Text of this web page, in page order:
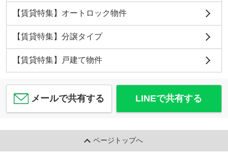
【賃貸特集】オートロック物件
【賃貸特集】分譲タイプ
【賃貸特集】戸建て物件
メールで共有する LINEで共有する
ページトップへ